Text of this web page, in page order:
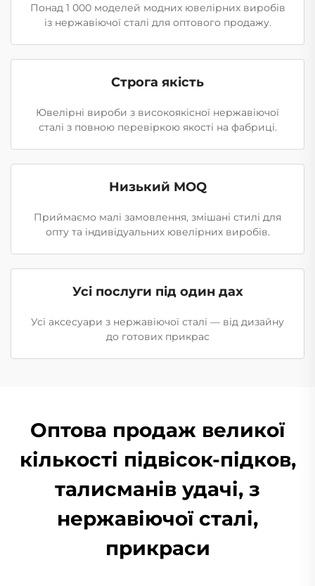
Понад 1 000 моделей модних ювелірних виробів
із нержавіючої сталі для оптового продажу.
Строга якість
Ювелірні вироби з високоякісної нержавіючої
сталі з повною перевіркою якості на фабриці.
Низький MOQ
Приймаємо малі замовлення, змішані стилі для
опту та індивідуальних ювелірних виробів.
Усі послуги під один дах
Усі аксесуари з нержавіючої сталі — від дизайну
до готових прикрас
Оптова продаж великої
кількості підвісок-підков,
талисманів удачі, з
нержавіючої сталі,
прикраси